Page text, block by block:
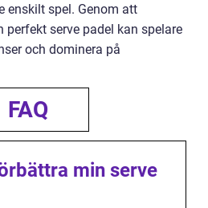
enskilt spel. Genom att
perfekt serve padel kan spelare
och dominera på
FAQ
min serve